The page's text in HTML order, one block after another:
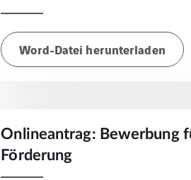
Word-Datei herunterladen
Onlineantrag: Bewerbung
Förderung